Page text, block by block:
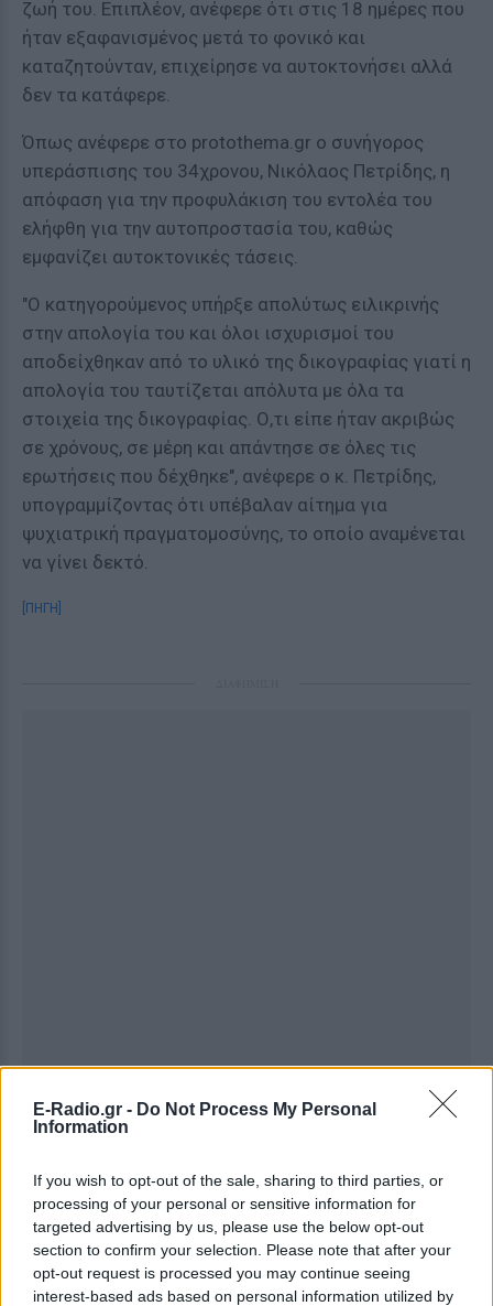
E-Radio.gr - Do Not Process My Personal
Information
If you wish to opt-out of the sale, sharing to third parties, or
processing of your personal or sensitive information for
targeted advertising by us, please use the below opt-out
section to confirm your selection. Please note that after your
opt-out request is processed you may continue seeing
interest-based ads based on personal information utilized by
ζωή του. Επιπλέον, ανέφερε ότι στις 18 ημέρες που
ήταν εξαφανισμένος μετά το φονικό και
καταζητούνταν, επιχείρησε να αυτοκτονήσει αλλά
δεν τα κατάφερε.
Όπως ανέφερε στο protothema.gr ο συνήγορος
υπεράσπισης του 34χρονου, Νικόλαος Πετρίδης, η
απόφαση για την προφυλάκιση του εντολέα του
ελήφθη για την αυτοπροστασία του, καθώς
εμφανίζει αυτοκτονικές τάσεις.
"Ο κατηγορούμενος υπήρξε απολύτως ειλικρινής
στην απολογία του και όλοι ισχυρισμοί του
αποδείχθηκαν από το υλικό της δικογραφίας γιατί η
απολογία του ταυτίζεται απόλυτα με όλα τα
στοιχεία της δικογραφίας. Ο,τι είπε ήταν ακριβώς
σε χρόνους, σε μέρη και απάντησε σε όλες τις
ερωτήσεις που δέχθηκε", ανέφερε ο κ. Πετρίδης,
υπογραμμίζοντας ότι υπέβαλαν αίτημα για
ψυχιατρική πραγματομοσύνης, το οποίο αναμένεται
να γίνει δεκτό.
[ΠΗΓΗ]
Ακολουθήστε το E-Radio.gr στο Google News
και μάθετε πρώτοιτα πιο hot νέα.
Για ακόμη περισσότερα , μπείτε στην ροή
ειδήσεωντου E-Daily.gr